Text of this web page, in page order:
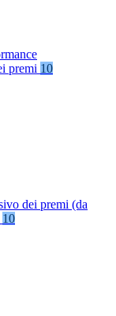
premi 10
dei premi (da
10